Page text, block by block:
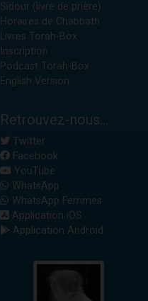
Sidour (livre de prière)
Horaires de Chabbath
Livres Torah-Box
Inscription
Podcast Torah-Box
English Version
Retrouvez-nous...
Twitter
Facebook
YouTube
WhatsApp
WhatsApp Femmes
Application iOS
Application Android